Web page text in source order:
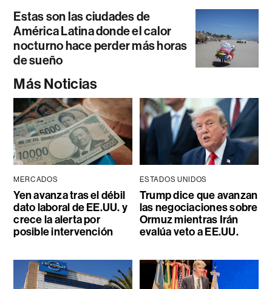
Estas son las ciudades de
América Latina donde el calor
nocturno hace perder más horas
de sueño
Más Noticias
MERCADOS
Yen avanza tras el débil
dato laboral de EE.UU. y
crece la alerta por
posible intervención
ESTADOS UNIDOS
Trump dice que avanzan
las negociaciones sobre
Ormuz mientras Irán
evalúa veto a EE.UU.